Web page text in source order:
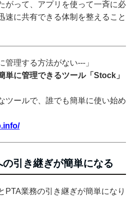
がって、アプリを使って一斉に必
速に共有できる体制を整えること
管理する方法がない---」
単に管理できるツール「Stock」
ツールで、誰でも簡単に使い始め
の引き継ぎが簡単になる
PTA業務の引き継ぎが簡単になり